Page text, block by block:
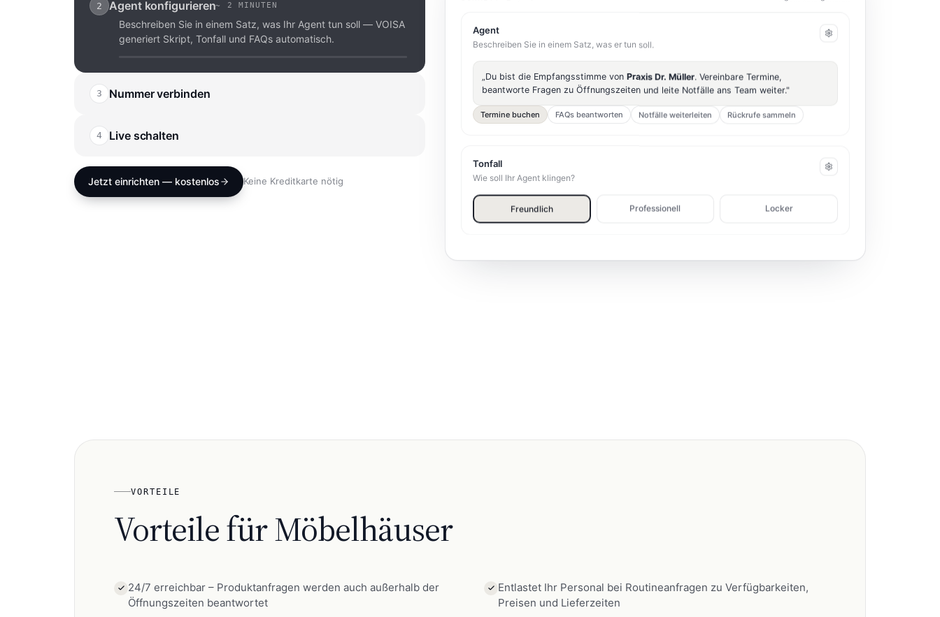
2 Agent konfigurieren~ 2 MINUTEN
Beschreiben Sie in einem Satz, was Ihr Agent tun soll — VOISA
generiert Skript, Tonfall und FAQs automatisch.
3 Nummer verbinden
4 Live schalten
jedes Gespräch live im Dashboard mit.
Jetzt einrichten — kostenlos
Keine Kreditkarte nötig
Agent
Beschreiben Sie in einem Satz, was er tun soll.
„Du bist die Empfangsstimme von Praxis Dr. Müller. Vereinbare Termine,
beantworte Fragen zu Öffnungszeiten und leite Notfälle ans Team weiter."
Termine buchen FAQs beantworten Notfälle weiterleiten Rückrufe sammeln
Tonfall
Wie soll Ihr Agent klingen?
Freundlich Professionell Locker
VORTEILE
Vorteile fürMöbelhäuser
24/7 erreichbar – Produktanfragen werden auch außerhalb der
Öffnungszeiten beantwortet
Entlastet Ihr Personal bei Routineanfragen zu Verfügbarkeiten,
Preisen und Lieferzeiten